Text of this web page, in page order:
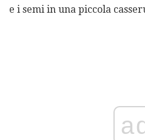
e i semi in una piccola